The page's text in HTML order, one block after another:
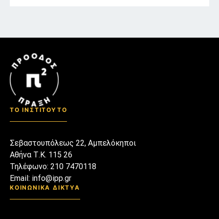
στον καναπέ μας μάθαμε
κάναμε καρφίτσες στο πέτο
μας κι άλλες τις βάλαμε
δίπλα στα διακοσμητικά που
συλλέγαμε επιμελώς από
ταξίδια μακρινά που τώρα
μόνο να λαχταρούμε και να
ΤΟ ΙΝΣΤΙΤΟΥΤΟ
Σεβαστουπόλεως 22, Αμπελόκηποι
Αθήνα Τ.Κ. 115 26
Τηλέφωνο: 210 7470118
Email: info@ipp.gr
ΚΟΙΝΩΝΙΚΑ ΔΙΚΤΥΑ